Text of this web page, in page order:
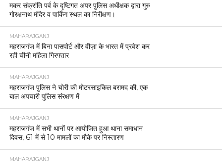
मकर संक्रांति पर्व के दृष्टिगत अपर पुलिस अधीक्षक द्वारा गुरु
गोरक्षनाथ मंदिर व पार्किंग स्थल का निरीक्षण।
MAHARAJGANJ
महराजगंज में बिना पासपोर्ट और वीज़ा के भारत में प्रवेश कर
रही चीनी महिला गिरफ्तार
MAHARAJGANJ
महराजगंज पुलिस ने चोरी की मोटरसाइकिल बरामद की, एक
बाल अपचारी पुलिस संरक्षण में
MAHARAJGANJ
महराजगंज में सभी थानों पर आयोजित हुआ थाना समाधान
दिवस, 61 में से 10 मामलों का मौके पर निस्तारण
MAHARAJGANJ